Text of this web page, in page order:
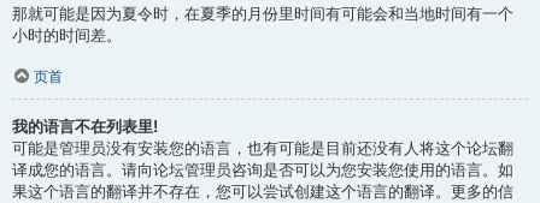
那就可能是因为夏令时，在夏季的月份里时间有可能会和当地时间有一个
小时的时间差。
页首
我的语言不在列表里!
可能是管理员没有安装您的语言，也有可能是目前还没有人将这个论坛翻
译成您的语言。请向论坛管理员咨询是否可以为您安装您使用的语言。如
果这个语言的翻译并不存在，您可以尝试创建这个语言的翻译。更多的信